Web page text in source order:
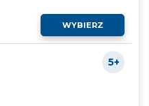
WYBIERZ
5+